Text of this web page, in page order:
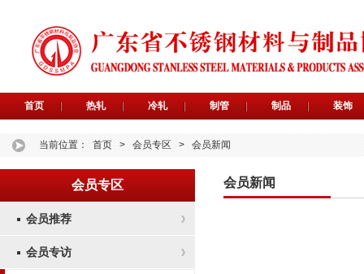
首页 热轧 冷轧 制管 制品 装饰
当前位置： 首页 > 会员专区 > 会员新闻
会员专区
会员推荐
会员专访
会员新闻